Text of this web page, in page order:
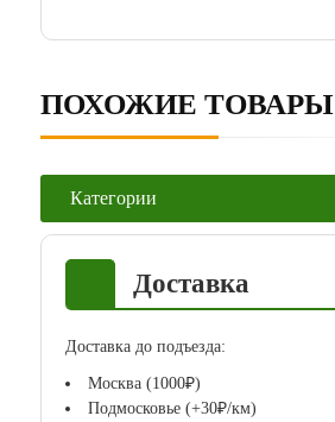
Категории
Доставка
Доставка до подъезда:
Москва (1000₽)
Подмосковье (+30₽/км)
ПОХОЖИЕ ТОВАРЫ